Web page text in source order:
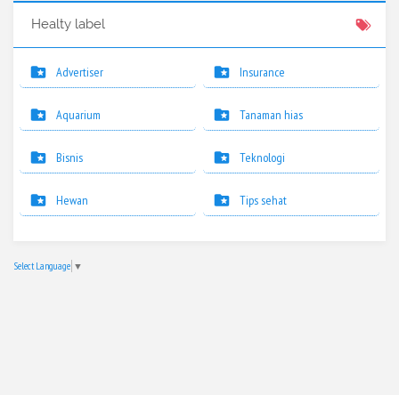
Healty label
Advertiser
Aquarium
Bisnis
Hewan
Insurance
Tanaman hias
Teknologi
Tips sehat
Select Language ▼